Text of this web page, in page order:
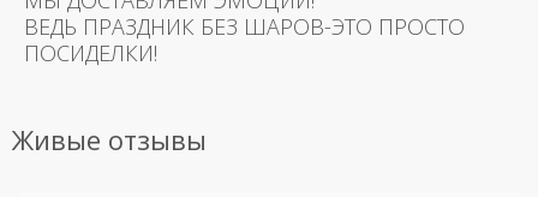
ВЕДЬ ПРАЗДНИК БЕЗ ШАРОВ-ЭТО ПРОСТО
ПОСИДЕЛКИ!
Живые отзывы